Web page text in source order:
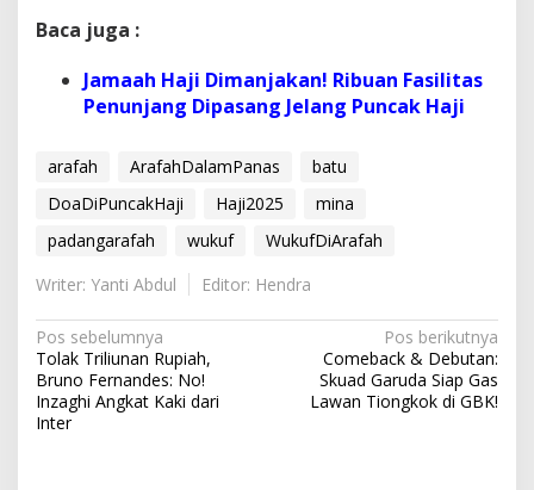
Baca juga :
Jamaah Haji Dimanjakan! Ribuan Fasilitas
Penunjang Dipasang Jelang Puncak Haji
arafah ArafahDalamPanas
batu
DoaDiPuncakHaji
Haji2025
mina
padangarafah
wukuf
WukufDiArafah
Writer: Yanti Abdul
Editor: Hendra
N
a
v
i
Pos sebelumnya
Tolak Triliunan Rupiah,
Bruno Fernandes: No!
Inzaghi Angkat Kaki dari
Inter
Pos berikutnya
Comeback & Debutan:
Skuad Garuda Siap Gas
Lawan Tiongkok di GBK!